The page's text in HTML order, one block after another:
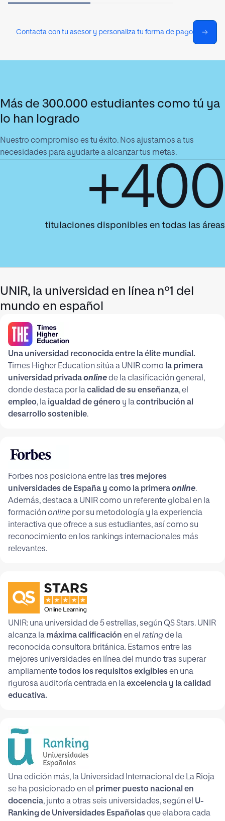
Contacta con tu asesor y personaliza tu forma de pago
Más de 300.000 estudiantes como tú ya
lo han logrado
Nuestro compromiso es tu éxito. Nos ajustamos a tus
necesidades para ayudarte a alcanzar tus metas.
+400
titulaciones disponibles en todas las áreas
UNIR, la universidad en línea nº1 del
mundo en español
Una universidad reconocida entre la élite mundial.
Times Higher Education sitúa a UNIR como la primera
universidad privadaonlinede la clasificación general,
donde destaca por lacalidad de su enseñanza, el
empleo, la igualdad de género y lacontribución al
desarrollo sostenible.
Forbes nos posiciona entre las tres mejores
universidades de España y como la primeraonline.
Además, destaca a UNIR como un referente global en la
formaciónonline por su metodología y la experiencia
interactiva que ofrece a sus estudiantes, así como su
reconocimiento en los rankings internacionales más
relevantes.
UNIR: una universidad de 5 estrellas, según QS Stars. UNIR
alcanza la máxima calificación en el ratingde la
reconocida consultora británica. Estamos entre las
mejores universidades en línea del mundo tras superar
ampliamentetodos los requisitos exigiblesen una
rigurosa auditoría centrada en laexcelencia y la calidad
educativa.
Una edición más, la Universidad Internacional de La Rioja
se ha posicionado en el primer puesto nacional en
docencia, junto a otras seis universidades, según el U-
Ranking de Universidades Españolasque elabora cada